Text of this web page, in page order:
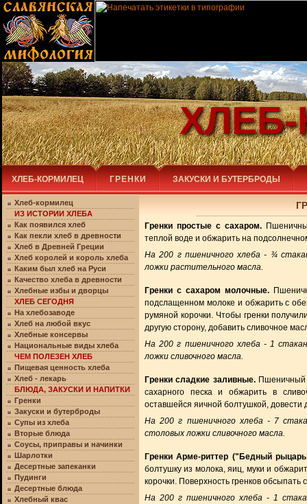
ХЛЕБ-КОРМИЛЕЦ ГРЕНКИ ЗАКУСКИ И БУТЕРБРОДЫ
Хлеб-кормилец
ИЗ ИСТОРИИ ХЛЕБА
Как появился хлеб
Как пекли хлеб в древности
Хлеб в Древней Греции
Хлеб королей и король хлеба
Каким был хлеб на Руси
Качество хлеба в древности
Хлебные избы и дворцы
ХЛЕБ СЕГОДНЯ
На хлебозаводе
Хлеб на любой вкус
Хлебные консервы
Национальные виды хлеба
ЧЕМ ПОЛЕЗЕН ХЛЕБ
Пищевая ценность хлеба
Хлеб - лекарь
БЛЮДА, ЗАКУСКИ И НАПИТКИ
Гренки
Закуски и бутерброды
Супы из хлеба
Вторые блюда
Соусы, приправы и начинки
Шарлотки
Десертные запеканки
Пудинги
Десертные блюда
Хлебный квас
Гренки простые с сахаром.
теплой воде и обжарить на
На 200 г пшеничного хлеба - ¾
ложки растительного масла.
Гренки с сахаром молочные.
подслащенном молоке и обжарить с
румяной корочки. Чтобы гренки
другую сторону, добавить сливочное
На 200 г пшеничного хлеба - 1
ложки сливочного масла.
Гренки сладкие заливные.Пшеничный
сахарного песка и обжарить в
оставшейся яичной болтушкой, довести
На 200 г пшеничного хлеба - 7
столовых ложки сливочного масла.
Гренки Арме-риттер ("Бедный
болтушку из молока, яиц, муки и
корочки. Поверхность гренков обсыпать
На 200 г пшеничного хлеба - 1